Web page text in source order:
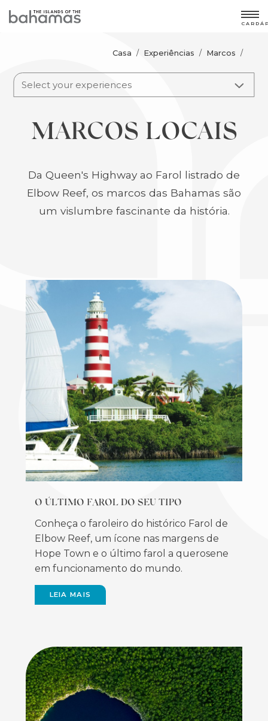
Casa / Experiências / Marcos /
Select your experiences
MARCOS LOCAIS
Da Queen's Highway ao Farol listrado de
Elbow Reef, os marcos das Bahamas são
um vislumbre fascinante da história.
O ÚLTIMO FAROL DO SEU TIPO
Conheça o faroleiro do histórico Farol de
Elbow Reef, um ícone nas margens de
Hope Town e o último farol a querosene
em funcionamento do mundo.
LEIA MAIS